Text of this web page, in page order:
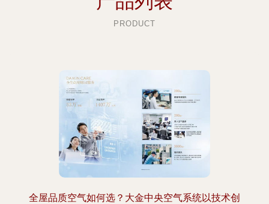
PRODUCT
全屋品质空气如何选？大金中央空气系统以技术创